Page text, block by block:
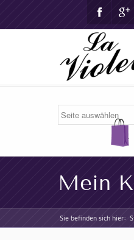
-
Mein
Sie befinden sich hier: